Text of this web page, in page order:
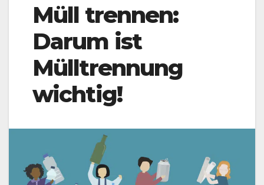
Müll trennen:
Darum ist
Mülltrennung
wichtig!